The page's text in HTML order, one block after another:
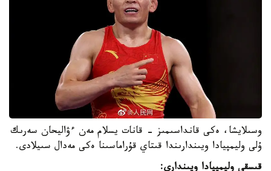
وسىلايشا، ەكى قانداسىمىز - قانات يسلام مەن ءۋاليحان سەرىك
ۇلى وليمپيادا ويىندارىندا قىتاي قۇراماسىنا ەكى مەدال سىيلادى.